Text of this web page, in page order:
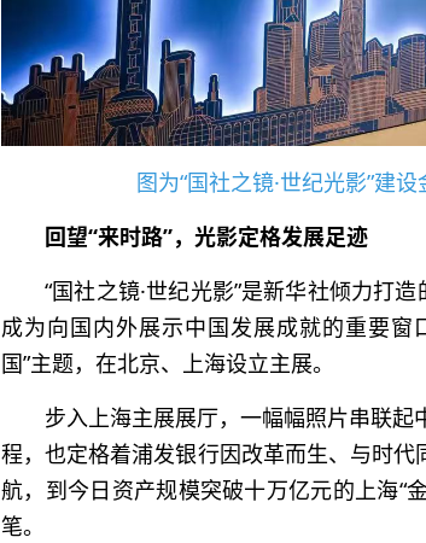
图为“国社之镜·世纪光影”建
回望“来时路”，光影定格发展足迹
“国社之镜·世纪光影”是新华社倾力打
成为向国内外展示中国发展成就的重要
国”主题，在北京、上海设立主展。
步入上海主展展厅，一幅幅照片串联起
程，也定格着浦发银行因改革而生、与时
航，到今日资产规模突破十万亿元的上海“
笔。